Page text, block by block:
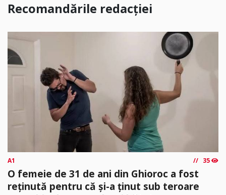
Recomandările redacției
A1 35
O femeie de 31 de ani din Ghioroc a fost
reținută pentru că și-a ținut sub teroare